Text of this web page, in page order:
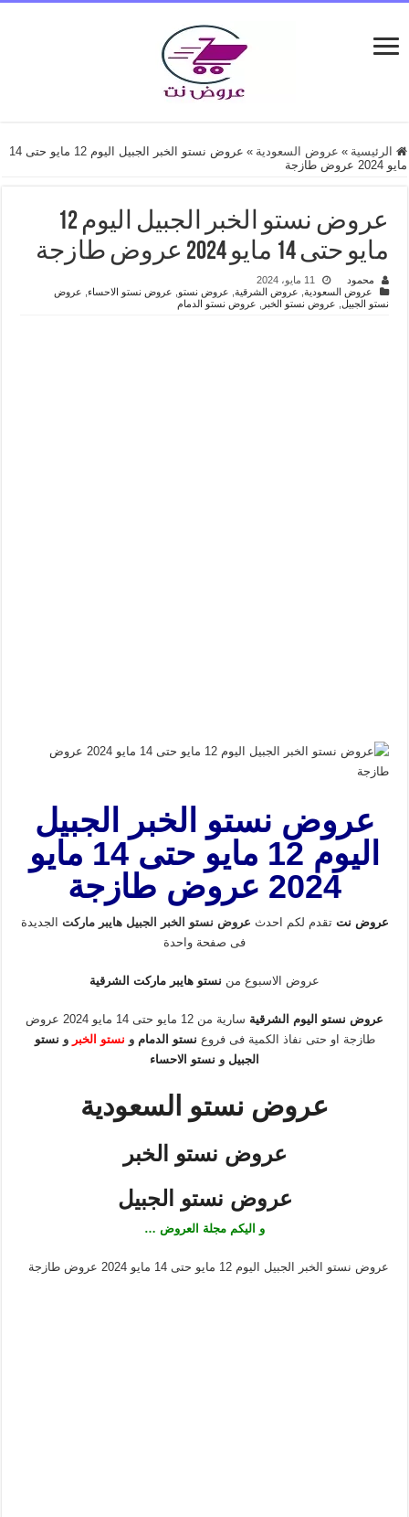
الرئيسية » عروض السعودية »
عروض نستو الخبر الجبيل اليوم 12 مايو حتى 14
مايو 2024 عروض طازجة
عروض نستو الخبر الجبيل اليوم 12
مايو حتى 14 مايو 2024 عروض طازجة
محمود
11 مايو، 2024
عروض السعودية, عروض الشرقية, عروض نستو, عروض نستو الاحساء,
عروض
نستو الجبيل, عروض نستو الخبر عروض نستو الدمام
عروض نستو الخبر الجبيل
اليوم 12 مايو حتى 14 مايو
2024 عروض طازجة
عروض نتتقدم لكم احدث عروض نستو الخبر الجبيل هايبر ماركت الجديدة
فى صفحة واحدة
عروض الاسبوع من نستو هايبر ماركت الشرقية
عروض نستو اليوم الشرقية
سارية من 12 مايو حتى 14 مايو 2024 عروض
طازجة او حتى نفاذ الكمية فى فروع نستو الدمامو نستو الخبر و نستو
الجبيلو نستو الاحساء
عروض نستو السعودية
عروض نستو الخبر
عروض نستو الجبيل
و اليكم مجلة العروض …
عروض نستو الخبر الجبيل اليوم 12 مايو حتى 14 مايو 2024 عروض طازجة